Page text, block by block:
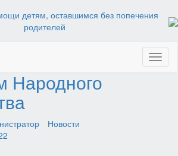
Народного
Новости